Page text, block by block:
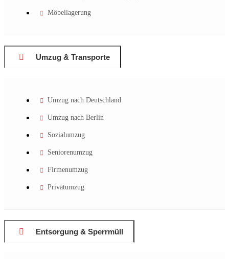
Möbellagerung
Umzug & Transporte
Umzug nach Deutschland
Umzug nach Berlin
Sozialumzug
Seniorenumzug
Firmenumzug
Privatumzug
Entsorgung & Sperrmüll